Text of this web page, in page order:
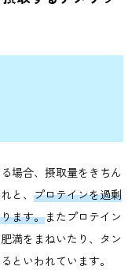
場合、摂取量をきちん
と、 プロテインを過剰
ます。またプロテイン
満をまねいたり、タン
といわれています。